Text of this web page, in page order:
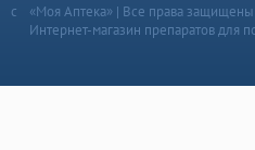
«Моя Аптека» | Все права защищены
Интернет-магазин препаратов для